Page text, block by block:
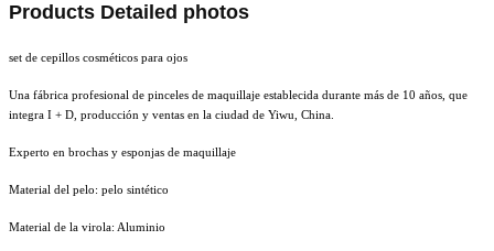
Products Detailed photos
set de cepillos cosméticos para ojos
Una fábrica profesional de pinceles de maquillaje establecida durante más de 10 años, que
integra I + D, producción y ventas en la ciudad de Yiwu, China.
Experto en brochas y esponjas de maquillaje
Material del pelo: pelo sintético
Material de la virola: Aluminio